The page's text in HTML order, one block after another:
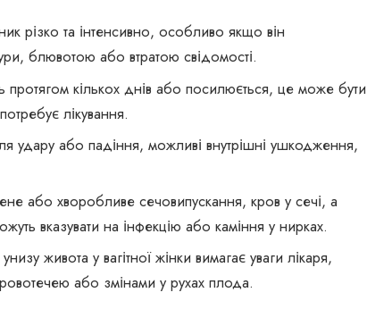
різко та інтенсивно, особливо якщо він
блювотою або втратою свідомості.
кількох днів або посилюється, це може бути
лікування.
удару або падіння, можливі внутрішні ушкодження,
або хворобливе сечовипускання, кров у сечі, а
вказувати на інфекцію або каміння у нирках.
живота у вагітної жінки вимагає уваги лікаря,
або змінами у рухах плода.